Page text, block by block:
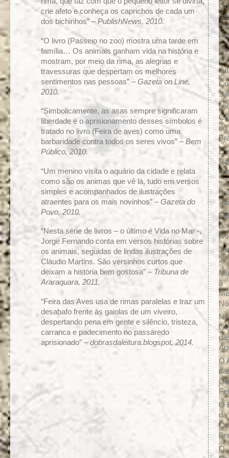
crie afeto e conheça os caprichos de cada um
dos bichinhos” –PublishNews, 2010.
“O livro (Passeio no zoo) mostra uma tarde em
família… Os animais ganham vida na história e
mostram, por meio da rima, as alegrias e
travessuras que despertam os melhores
sentimentos nas pessoas” –Gazeta on Line,
2010.
“Simbolicamente, as asas sempre significaram
liberdade e o aprisionamento desses símbolos é
tratado no livro (Feira de aves) como uma
barbaridade contra todos os seres vivos” –Bem
Público, 2010.
“Um menino visita o aquário da cidade e relata
como são os animas que vê lá, tudo em versos
simples e acompanhados de ilustrações
atraentes para os mais novinhos” –Gazeta do
Povo, 2010.
“Nesta série de livros – o último é Vida no Mar -,
Jorge Fernando conta em versos histórias sobre
os animais, seguidas de lindas ilustrações de
Cláudio Martins. São versinhos curtos que
deixam a história bem gostosa” – Tribuna de
Araraquara, 2011.
“Feira das Aves usa de rimas paralelas e traz um
desabafo frente às gaiolas de um viveiro,
despertando pena em gente e silêncio, tristeza,
carranca e padecimento no passaredo
aprisionado” –dobrasdaleitura.blogspot, 2014.
do
do
E
–
de
27
à
No
O
O
da
O